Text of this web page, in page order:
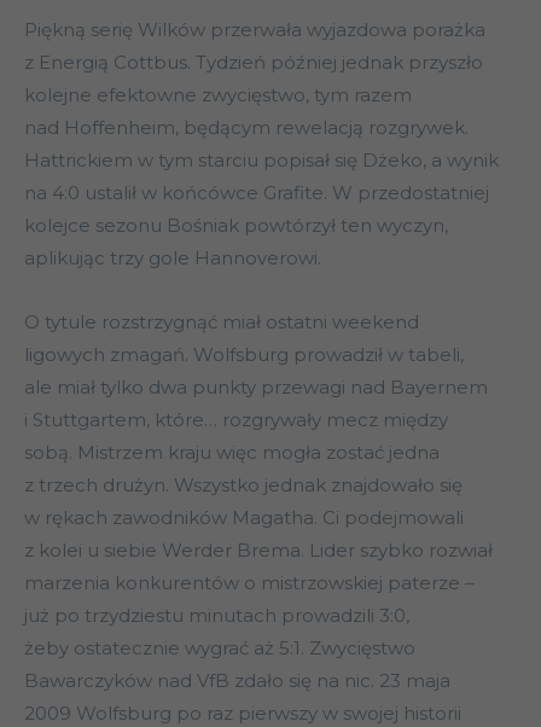
Piękną serię Wilków przerwała wyjazdowa porażka
z Energią Cottbus. Tydzień później jednak przyszło
kolejne efektowne zwycięstwo, tym razem
nad Hoffenheim, będącym rewelacją rozgrywek.
Hattrickiem w tym starciu popisał się Dżeko, a wynik
na 4:0 ustalił w końcówce Grafite. W przedostatniej
kolejce sezonu Bośniak powtórzył ten wyczyn,
aplikując trzy gole Hannoverowi.
O tytule rozstrzygnąć miał ostatni weekend
ligowych zmagań. Wolfsburg prowadził w tabeli,
ale miał tylko dwa punkty przewagi nad Bayernem
i Stuttgartem, które… rozgrywały mecz między
sobą. Mistrzem kraju więc mogła zostać jedna
z trzech drużyn. Wszystko jednak znajdowało się
w rękach zawodników Magatha. Ci podejmowali
z kolei u siebie Werder Brema. Lider szybko rozwiał
marzenia konkurentów o mistrzowskiej paterze –
już po trzydziestu minutach prowadzili 3:0,
żeby ostatecznie wygrać aż 5:1. Zwycięstwo
Bawarczyków nad VfB zdało się na nic. 23 maja
2009 Wolfsburg po raz pierwszy w swojej historii